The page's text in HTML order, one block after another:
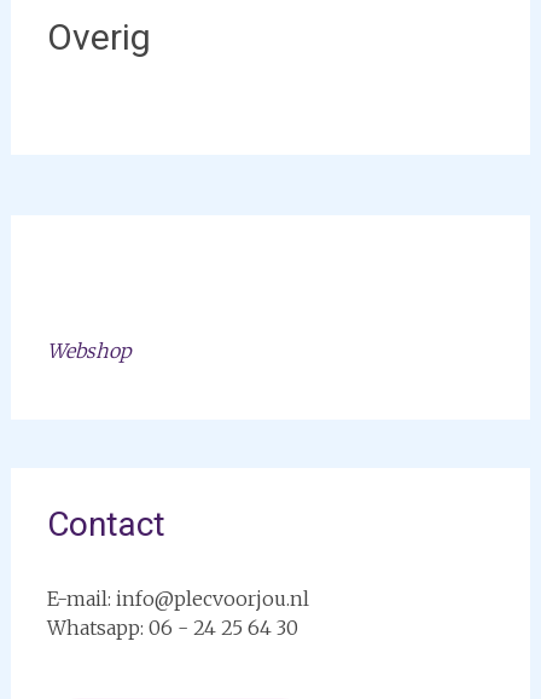
Overig
Webshop
Contact
E-mail: info@plecvoorjou.nl
Whatsapp: 06 - 24 25 64 30